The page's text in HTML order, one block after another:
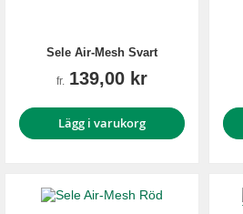
Sele Air-Mesh Svart
fr. 139,00 kr
Lägg i varukorg